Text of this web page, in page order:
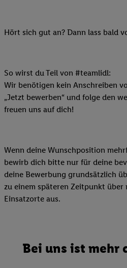
Hört sich gut an? Dann lass bald
So wirst du Teil von #teamlidl:
Wir benötigen kein Anschreiben
„Jetzt bewerben“ und folge den
freuen uns auf dich!
Wenn deine Wunschposition
bewirb dich bitte nur für deine
deine Bewerbung grundsätzlich
zu einem späteren Zeitpunkt
Einsatzorte aus.
Bei uns ist mehr